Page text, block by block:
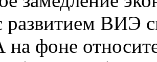
развитием ВИЭ
на фоне